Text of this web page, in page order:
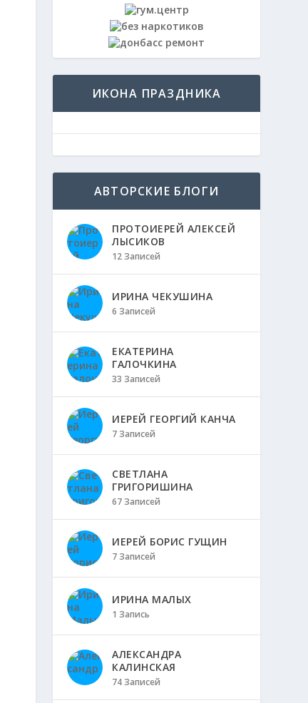
ИКОНА ПРАЗДНИКА
АВТОРСКИЕ БЛОГИ
ПРОТОИЕРЕЙ АЛЕКСЕЙ
ЛЫСИКОВ
12 Записей
ИРИНА ЧЕКУШИНА
6 Записей
ЕКАТЕРИНА
ГАЛОЧКИНА
33 Записей
ИЕРЕЙ ГЕОРГИЙ КАНЧА
7 Записей
СВЕТЛАНА
ГРИГОРИШИНА
67 Записей
ИЕРЕЙ БОРИС ГУЩИН
7 Записей
ИРИНА МАЛЫХ
1 Запись
АЛЕКСАНДРА
КАЛИНСКАЯ
74 Записей